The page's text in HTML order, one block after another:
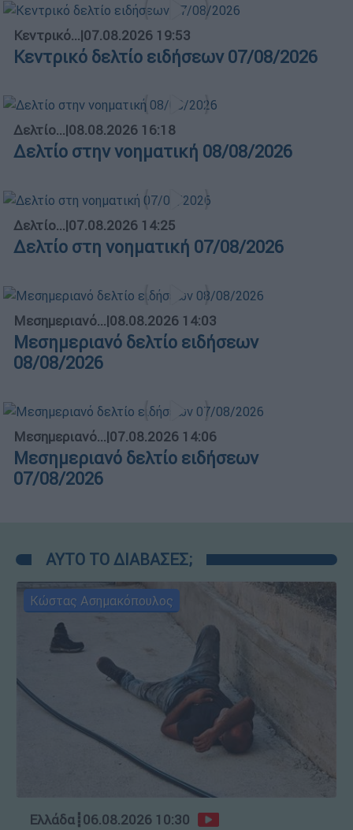
Κεντρικό...|07.08.2026 19:53
Κεντρικό δελτίο ειδήσεων 07/08/2026
Δελτίο...|08.08.2026 16:18
Δελτίο στην νοηματική 08/08/2026
Δελτίο...|07.08.2026 14:25
Δελτίο στη νοηματική 07/08/2026
Μεσημεριανό...|08.08.2026 14:03
Μεσημεριανό δελτίο ειδήσεων
08/08/2026
Μεσημεριανό...|07.08.2026 14:06
Μεσημεριανό δελτίο ειδήσεων
07/08/2026
ΑΥΤΟ ΤΟ ΔΙΑΒΑΣΕΣ;
Κώστας Ασημακόπουλος
Ελλάδα┋06.08.2026 10:30